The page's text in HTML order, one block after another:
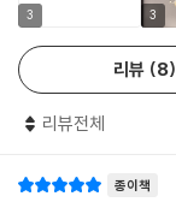
3 3
리뷰 8
리뷰전체
종이책